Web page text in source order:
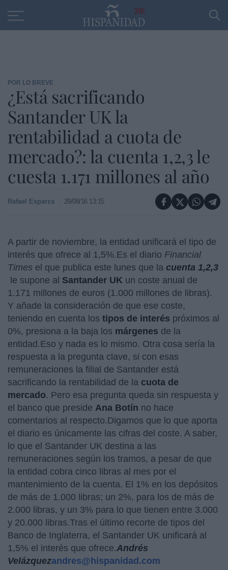
30
POR LO BREVE
¿Está sacrificando
Santander UK la
rentabilidad a cuota de
mercado?: la cuenta 1,2,3 le
cuesta 1.171 millones al año
Rafael Esparza 29/08/16 13:15
A partir de noviembre, la entidad unificará el tipo de
interés que ofrece al 1,5%.Es el diario Financial
Times el que publica este lunes que la cuenta 1,2,3
le supone al Santander UK un coste anual de
1.171 millones de euros (1.000 millones de libras).
Y añade la consideración de que ese coste,
teniendo en cuenta los tipos de interés próximos al
0%, presiona a la baja los márgenes de la
entidad.Eso y nada es lo mismo. Otra cosa sería la
respuesta a la pregunta clave, si con esas
remuneraciones la filial de Santander está
sacrificando la rentabilidad de la cuota de
mercado. Pero esa pregunta queda sin respuesta y
el banco que preside Ana Botín no hace
comentarios al respecto.Digamos que lo que aporta
el diario es únicamente las cifras del coste. A saber,
lo que el Santander UK destina a las
remuneraciones según los tramos, a pesar de que
la entidad cobra cinco libras al mes por el
mantenimiento de la cuenta. El 1% en los depósitos
de más de 1.000 libras; un 2%, para los de más de
2.000 libras, y un 3% para lo que tienen entre 3.000
y 20.000 libras.Tras el último recorte de tipos del
Banco de Inglaterra, el Santander UK unificará al
1,5% el interés que ofrece.Andrés
Velázquezandres@hispanidad.com